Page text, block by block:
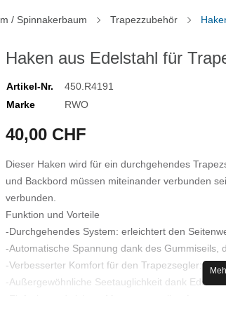
/ Spinnakerbaum Trapezzubehör
Haken aus Edelstahl für
Artikel-Nr.
450.R4191
Marke
RWO
40,00 CHF
Dieser Haken wird für ein durchgehendes
und Backbord müssen miteinander verbunden
verbunden.
Funktion und Vorteile
-Durchgehendes System: erleichtert den
-Automatische Spannung dank des Gummiseils,
-Verbesserter Komfort für den Trapezsegler:
-Außergewöhnliche Seetauglichkeit dank